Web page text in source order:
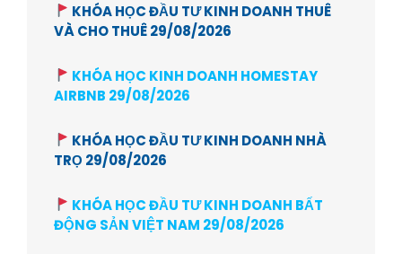
KHÓA HỌC ĐẦU TƯ KINH DOANH THUÊ
VÀ CHO THUÊ 29/08/2026
KHÓA HỌC KINH DOANH HOMESTAY
AIRBNB 29/08/2026
KHÓA HỌC ĐẦU TƯ KINH DOANH NHÀ
TRỌ 29/08/2026
KHÓA HỌC ĐẦU TƯ KINH DOANH BẤT
ĐỘNG SẢN VIỆT NAM 29/08/2026